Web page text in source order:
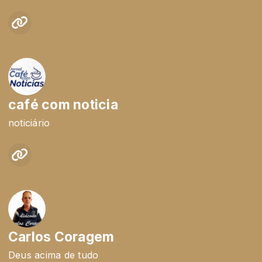
café com noticia
noticiário
Carlos Coragem
Deus acima de tudo